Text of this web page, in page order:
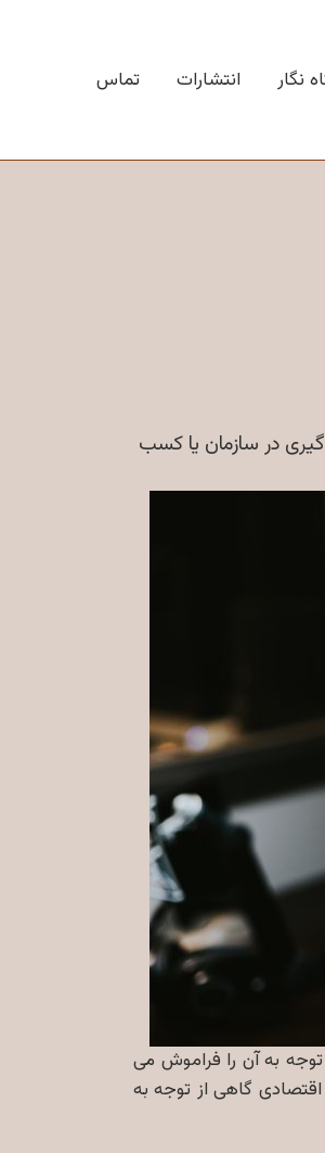
نگار انتشارات تماس
تصمیم گیری در سازمان یا كسب
به آن را فراموش می
گاهی از توجه به